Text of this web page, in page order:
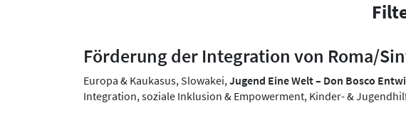
Förderung der Integration von Roma/
Europa & Kaukasus, Slowakei,Jugend Eine Welt – Don Bosco
Integration, soziale Inklusion & Empowerment, Kinder- &